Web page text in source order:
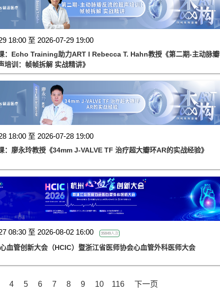
18:00 至 2026-07-29 19:00
：Echo Training助力ART I Rebecca T. Hahn教授《第二期-主动脉瓣
培训：帧帧拆解 实战精讲》
18:00 至 2026-07-28 19:00
：廖永玲教授《34mm J-VALVE TF 治疗超大瓣环AR的实战经验》
08:30 至 2026-08-02 16:00 35849人次
血管创新大会（HCIC）暨浙江省医师协会心血管外科医师大会
4 5 6 7 8 9 10 116 下一页